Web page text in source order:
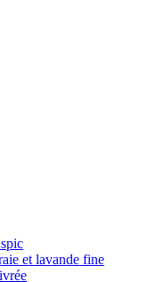
et lavande fine